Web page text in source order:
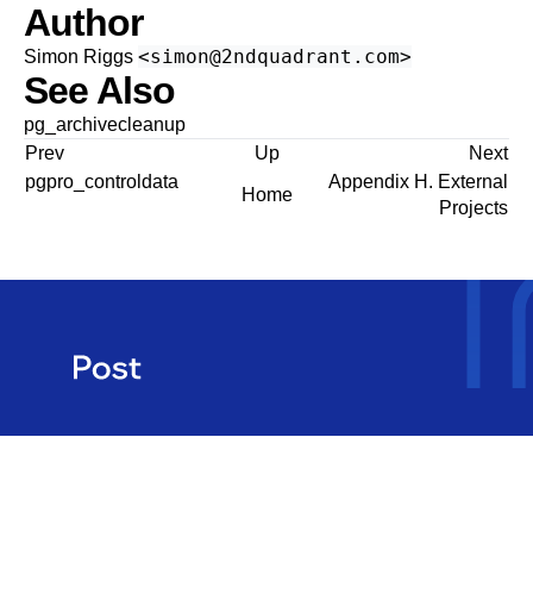
Author
Simon Riggs <simon@2ndquadrant.com>
See Also
pg_archivecleanup
Prev
Up
Next
pgpro_controldata
Home
Appendix H. External
Projects